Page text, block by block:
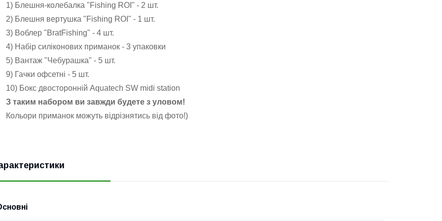
1) Блешня-колебалка "Fishing ROI" - 2 шт.
2) Блешня вертушка "Fishing ROI" - 1 шт.
3) Воблер "BratFishing" - 4 шт.
4) Набір силіконових приманок - 3 упаковки
5) Вантаж "Чебурашка" - 5 шт.
9) Гачки офсетні - 5 шт.
10) Бокс двосторонній Aquatech SW midi station
З таким набором ви завжди будете з уловом!
Кольори приманок можуть відрізнятись від фото!)